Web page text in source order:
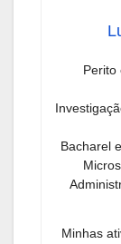
Perito
Bacharel
Minhas